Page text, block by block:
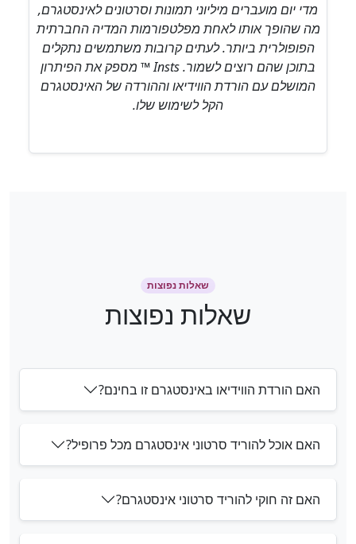
מדי יום מועברים מיליוני תמונות וסרטונים לאינסטגרם,
מה שהופך אותו לאחת מפלטפורמות המדיה החברתית
הפופולרית ביותר. לעתים קרובות משתמשים נתקלים
בתוכן שהם רוצים לשמור. Insts ™ מספק את הפיתרון
המושלם עם הורדת הווידיאו וההורדה של האינסטגרם
הקל לשימוש שלו.
שאלות נפוצות
שאלות נפוצות
האם הורדת הווידיאו באינסטגרם זו בחינם?
האם אוכל להוריד סרטוני אינסטגרם מכל פרופיל?
האם זה חוקי להוריד סרטוני אינסטגרם?